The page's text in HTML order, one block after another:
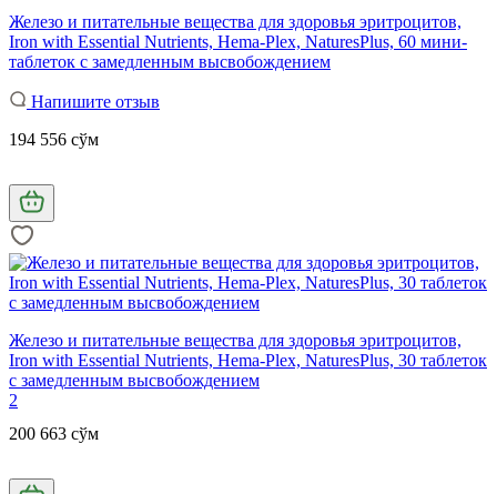
Железо и питательные вещества для здоровья эритроцитов,
Iron with Essential Nutrients, Hema-Plex, NaturesPlus, 60 мини-
таблеток с замедленным высвобождением
Напишите отзыв
194 556 сўм
Железо и питательные вещества для здоровья эритроцитов,
Iron with Essential Nutrients, Hema-Plex, NaturesPlus, 30 таблеток
с замедленным высвобождением
2
200 663 сўм